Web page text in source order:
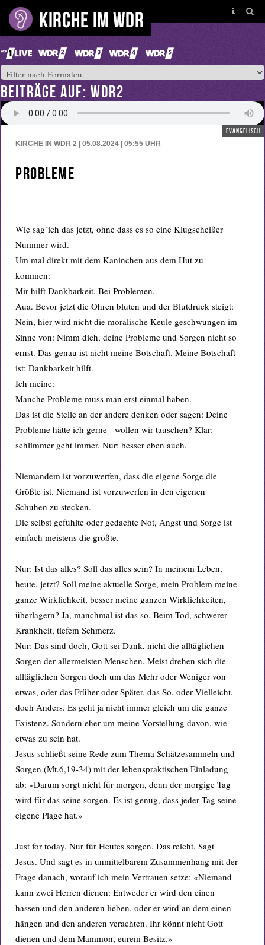
BEITRÄGE AUF: WDR2
evangelisch
KIRCHE IN WDR 2 | 05.08.2024 | 05:55 UHR
Probleme
Wie sag´ich das jetzt, ohne dass es so eine Klugscheißer
Nummer wird.
Um mal direkt mit dem Kaninchen aus dem Hut zu
kommen:
Mir hilft Dankbarkeit. Bei Problemen.
Aua. Bevor jetzt die Ohren bluten und der Blutdruck steigt:
Nein, hier wird nicht die moralische Keule geschwungen im
Sinne von: Nimm dich, deine Probleme und Sorgen nicht so
ernst. Das genau ist nicht meine Botschaft. Meine Botschaft
ist: Dankbarkeit hilft.
Ich meine:
Manche Probleme muss man erst einmal haben.
Das ist die Stelle an der andere denken oder sagen: Deine
Probleme hätte ich gerne - wollen wir tauschen? Klar:
schlimmer geht immer. Nur: besser eben auch.
Niemandem ist vorzuwerfen, dass die eigene Sorge die
Größte ist. Niemand ist vorzuwerfen in den eigenen
Schuhen zu stecken.
Die selbst gefühlte oder gedachte Not, Angst und Sorge ist
einfach meistens die größte.
Nur: Ist das alles? Soll das alles sein? In meinem Leben,
heute, jetzt? Soll meine aktuelle Sorge, mein Problem meine
ganze Wirklichkeit, besser meine ganzen Wirklichkeiten,
überlagern? Ja, manchmal ist das so. Beim Tod, schwerer
Krankheit, tiefem Schmerz.
Nur: Das sind doch, Gott sei Dank, nicht die alltäglichen
Sorgen der allermeisten Menschen. Meist drehen sich die
alltäglichen Sorgen doch um das Mehr oder Weniger von
etwas, oder das Früher oder Später, das So, oder Vielleicht,
doch Anders. Es geht ja nicht immer gleich um die ganze
Existenz. Sondern eher um meine Vorstellung davon, wie
etwas zu sein hat.
Jesus schließt seine Rede zum Thema Schätzesammeln und
Sorgen (Mt.6,19-34) mit der lebenspraktischen Einladung
ab: «Darum sorgt nicht für morgen, denn der morgige Tag
wird für das seine sorgen. Es ist genug, dass jeder Tag seine
eigene Plage hat.»
Just for today. Nur für Heutes sorgen. Das reicht. Sagt
Jesus. Und sagt es in unmittelbarem Zusammenhang mit der
Frage danach, worauf ich mein Vertrauen setze: «Niemand
kann zwei Herren dienen: Entweder er wird den einen
hassen und den anderen lieben, oder er wird an dem einen
hängen und den anderen verachten. Ihr könnt nicht Gott
dienen und dem Mammon, eurem Besitz.»